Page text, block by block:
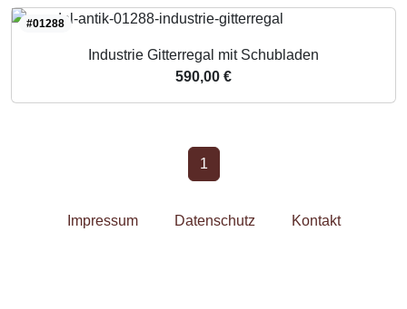
#01288
Industrie Gitterregal mit Schubladen
590,00 €
1
Impressum Datenschutz Kontakt